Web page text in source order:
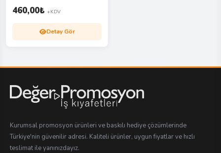
460,00₺ +KDV
Detay Gör
Kurumsal promosyon ürünleri ve baskılı hediye çözümlerinde
Türkiye'nin güvenilir adresi. Kaliteli ürünler, uygun fiyatlar ve hızlı
teslimat ile yanınızdayız.